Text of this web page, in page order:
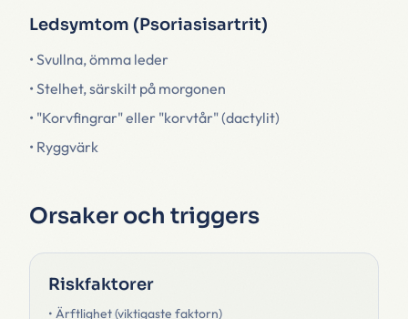
Ledsymtom (Psoriasisartrit)
• Svullna, ömma leder
• Stelhet, särskilt på morgonen
• "Korvfingrar" eller "korvtår" (dactylit)
• Ryggvärk
Orsaker och triggers
Riskfaktorer
• Ärftlighet (viktigaste faktorn)